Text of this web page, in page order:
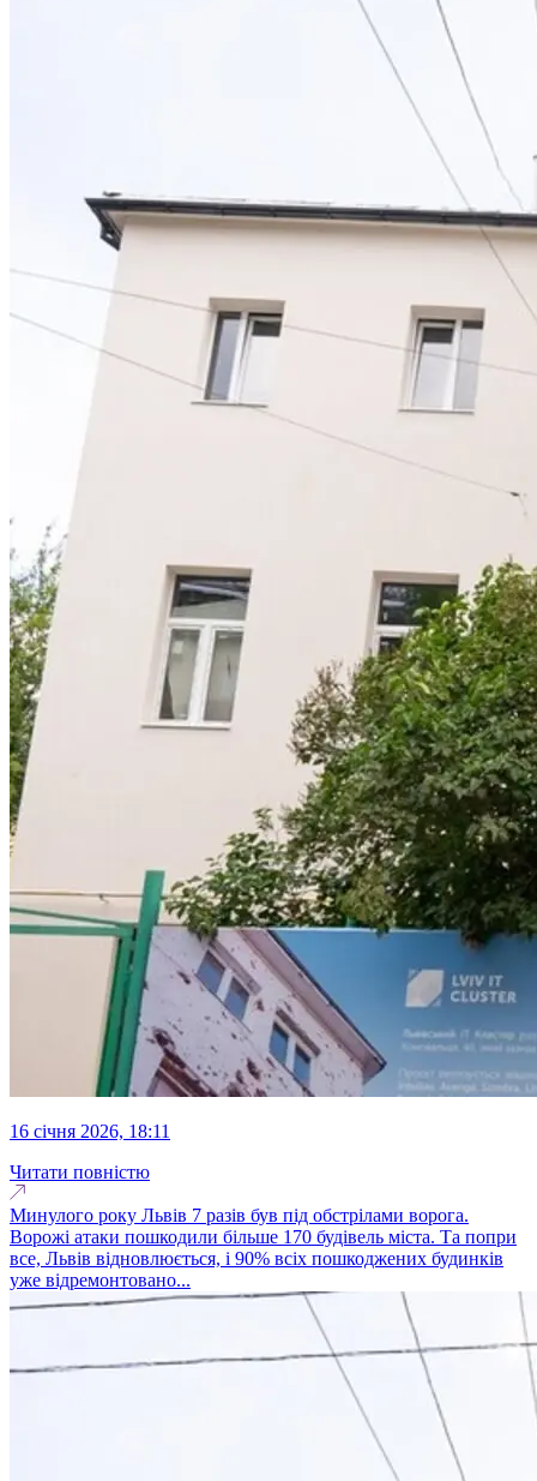
16 січня 2026, 18:11
Читати повністю
Минулого року Львів 7 разів був під обстрілами ворога.
Ворожі атаки пошкодили більше 170 будівель міста. Та попри
все, Львів відновлюється, і 90% всіх пошкоджених будинків
уже відремонтовано...